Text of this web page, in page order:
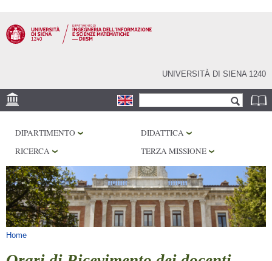
contenuto
principale
UNIVERSITÀ DI SIENA 1240
Form di ricerca
PHD PROGRAM
LABORATORI
BIBLIOTECHE
SERVIZI
DIPARTIMENTO
DIDATTICA
RICERCA
TERZA MISSIONE
Tu sei qui
Home